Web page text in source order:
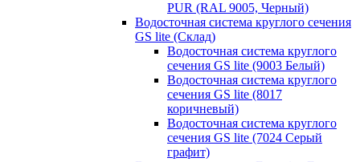
PUR (RAL 9005, Черный)
Водосточная система круглого сечения
GS lite (Склад)
Водосточная система круглого
сечения GS lite (9003 Белый)
Водосточная система круглого
сечения GS lite (8017
коричневый)
Водосточная система круглого
сечения GS lite (7024 Серый
графит)